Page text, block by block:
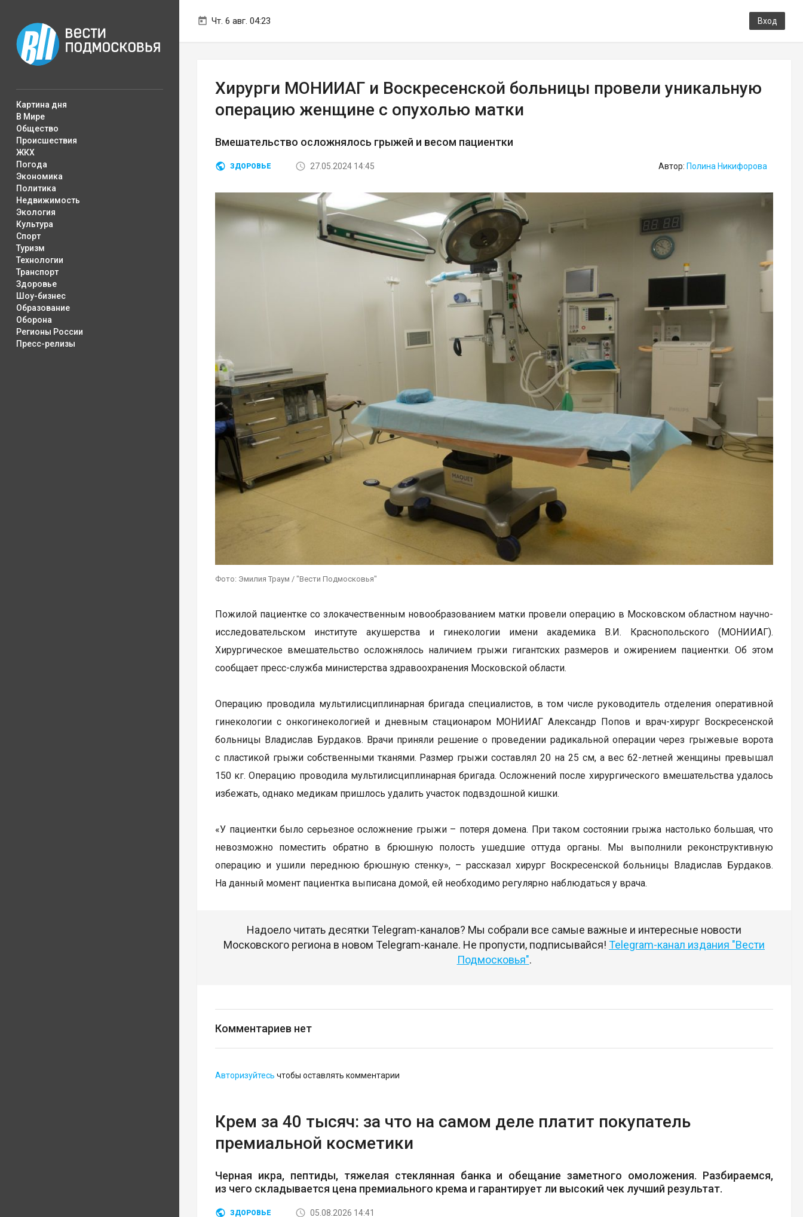
Чт. 6 авг. 04:23 Вход
Картина дня
В Мире
Общество
Происшествия
ЖКХ
Погода
Экономика
Политика
Недвижимость
Экология
Культура
Спорт
Туризм
Технологии
Транспорт
Здоровье
Шоу-бизнес
Образование
Оборона
Регионы России
Пресс-релизы
Хирурги МОНИИАГ и Воскресенской больницы провели уникальную
операцию женщине с опухолью матки
Вмешательство осложнялось грыжей и весом пациентки
ЗДОРОВЬЕ 27.05.2024 14:45 Автор: Полина Никифорова
Фото: Эмилия Траум / "Вести Подмосковья"
Пожилой пациентке со злокачественным новообразованием матки провели операцию в Московском областном научно-
исследовательском институте акушерства и гинекологии имени академика В.И. Краснопольского (МОНИИАГ).
Хирургическое вмешательство осложнялось наличием грыжи гигантских размеров и ожирением пациентки. Об этом
сообщает пресс-служба министерства здравоохранения Московской области.
Операцию проводила мультилисциплинарная бригада специалистов, в том числе руководитель отделения оперативной
гинекологии с онкогинекологией и дневным стационаром МОНИИАГ Александр Попов и врач-хирург Воскресенской
больницы Владислав Бурдаков. Врачи приняли решение о проведении радикальной операции через грыжевые ворота
с пластикой грыжи собственными тканями. Размер грыжи составлял 20 на 25 см, а вес 62-летней женщины превышал
150 кг. Операцию проводила мультилисциплинарная бригада. Осложнений после хирургического вмешательства удалось
избежать, однако медикам пришлось удалить участок подвздошной кишки.
«У пациентки было серьезное осложнение грыжи – потеря домена. При таком состоянии грыжа настолько большая, что
невозможно поместить обратно в брюшную полость ушедшие оттуда органы. Мы выполнили реконструктивную
операцию и ушили переднюю брюшную стенку», – рассказал хирург Воскресенской больницы Владислав Бурдаков.
На данный момент пациентка выписана домой, ей необходимо регулярно наблюдаться у врача.
Надоело читать десятки Telegram-каналов? Мы собрали все самые важные и интересные новости
Московского региона в новом Telegram-канале. Не пропусти, подписывайся! Telegram-канал издания "Вести
Подмосковья".
Комментариев нет
Авторизуйтесь чтобы оставлять комментарии
Крем за 40 тысяч: за что на самом деле платит покупатель
премиальной косметики
Черная икра, пептиды, тяжелая стеклянная банка и обещание заметного омоложения. Разбираемся,
из чего складывается цена премиального крема и гарантирует ли высокий чек лучший результат.
ЗДОРОВЬЕ 05.08.2026 14:41